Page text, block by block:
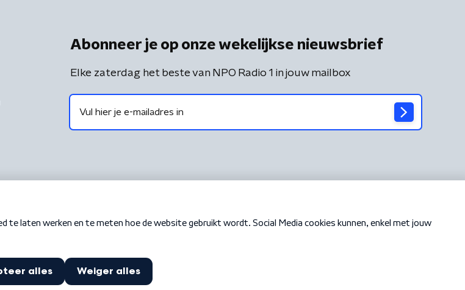
Abonneer je op onze wekelijkse nieuwsbrief
Elke zaterdag het beste van NPO Radio 1 in jouw mailbox